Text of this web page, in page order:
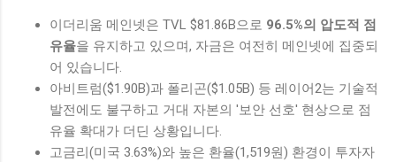
이더리움 메인넷은 TVL $81.86B으로 96.5%의 압도적 점
유율을 유지하고 있으며, 자금은 여전히 메인넷에 집중되
어 있습니다.
아비트럼($1.90B)과 폴리곤($1.05B) 등 레이어2는 기술적
발전에도 불구하고 거대 자본의 '보안 선호' 현상으로 점
유율 확대가 더딘 상황입니다.
고금리(미국 3.63%)와 높은 환율(1,519원) 환경이 투자자